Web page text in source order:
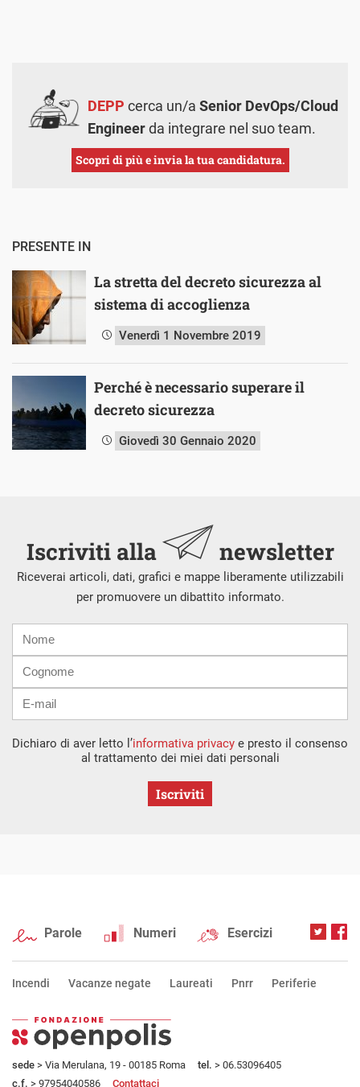
DEPP cerca un/a Senior DevOps/Cloud
Engineerda integrare nel suo team.
Scopri di più e invia la tua candidatura.
PRESENTE IN
La stretta del decreto sicurezza al
sistema di accoglienza
Venerdì 1 Novembre 2019
Perché è necessario superare il
decreto sicurezza
Giovedì 30 Gennaio 2020
Iscriviti alla newsletter
Riceverai articoli, dati, grafici e mappe liberamente utilizzabili
per promuovere un dibattito informato.
mail
Dichiaro di aver letto l’informativa privacy e presto il consenso
al trattamento dei miei dati personali
Iscriviti
Parole Numeri Esercizi
Incendi Vacanze negate Laureati Pnrr Periferie
sede > Via Merulana, 19 - 00185 Roma tel. > 06.53096405
c.f. > 97954040586 Contattaci